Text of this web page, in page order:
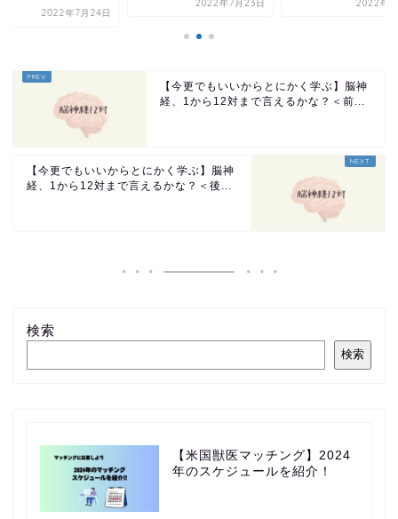
2022年8月1日
【今更でもいいからとにかく学ぶ】脳神
経、1から12対まで言えるかな？＜前...
【今更でもいいからとにかく学ぶ】脳神
経、1から12対まで言えるかな？＜後...
検索
検索
【米国獣医マッチング】2024
年のスケジュールを紹介！